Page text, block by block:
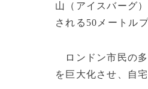
山（アイスバーグ
される50メートル
ロンドン市民の多
を巨大化させ、自